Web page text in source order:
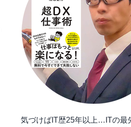
気づけばIT歴25年以上…ITの最